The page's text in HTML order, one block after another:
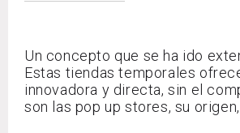
Un concepto que se ha ido
Estas tiendas temporales
innovadora y directa, sin el
son las pop up stores, su